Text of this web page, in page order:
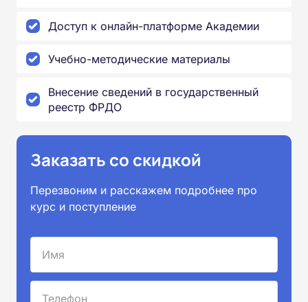
Доступ к онлайн-платформе Академии
Учебно-методические материалы
Внесение сведений в государственный
реестр ФРДО
Заказать со скидкой
Перезвоним и расскажем подробнее про
курс и поступление